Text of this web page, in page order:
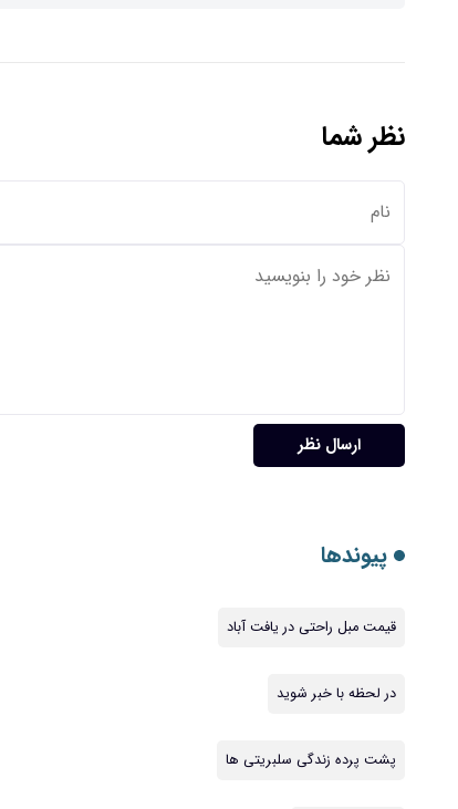
نظر شما
ارسال نظر
پیوندها
قیمت مبل راحتی در یافت آباد
در لحظه با خبر شوید
پشت پرده زندگی سلبریتی ها